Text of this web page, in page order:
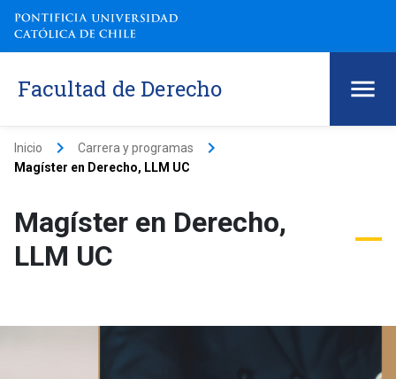
Facultad de Derecho
Inicio keyboard_arrow_right Carrera y programas keyboard_arrow_right
Magíster en Derecho, LLM UC
Magíster en Derecho,
LLM UC